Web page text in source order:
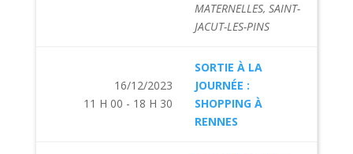
MATERNELLES, SAINT-
JACUT-LES-PINS
16/12/2023
11 H 00 - 18 H 30
SORTIE À LA
JOURNÉE :
SHOPPING À
RENNES